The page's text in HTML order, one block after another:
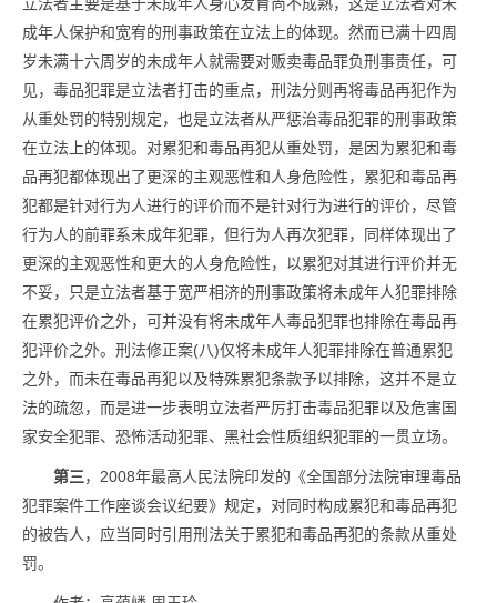
成年人保护和宽宥的刑事政策在立法上的体现。然而已满十四周
岁未满十六周岁的未成年人就需要对贩卖毒品罪负刑事责任，可
见，毒品犯罪是立法者打击的重点，刑法分则再将毒品再犯作为
从重处罚的特别规定，也是立法者从严惩治毒品犯罪的刑事政策
在立法上的体现。对累犯和毒品再犯从重处罚，是因为累犯和毒
品再犯都体现出了更深的主观恶性和人身危险性，累犯和毒品再
犯都是针对行为人进行的评价而不是针对行为进行的评价，尽管
行为人的前罪系未成年犯罪，但行为人再次犯罪，同样体现出了
更深的主观恶性和更大的人身危险性，以累犯对其进行评价并无
不妥，只是立法者基于宽严相济的刑事政策将未成年人犯罪排除
在累犯评价之外，可并没有将未成年人毒品犯罪也排除在毒品再
犯评价之外。刑法修正案(八)仅将未成年人犯罪排除在普通累犯
之外，而未在毒品再犯以及特殊累犯条款予以排除，这并不是立
法的疏忽，而是进一步表明立法者严厉打击毒品犯罪以及危害国
家安全犯罪、恐怖活动犯罪、黑社会性质组织犯罪的一贯立场。
第三，2008年最高人民法院印发的《全国部分法院审理毒品
犯罪案件工作座谈会议纪要》规定，对同时构成累犯和毒品再犯
的被告人，应当同时引用刑法关于累犯和毒品再犯的条款从重处
罚。